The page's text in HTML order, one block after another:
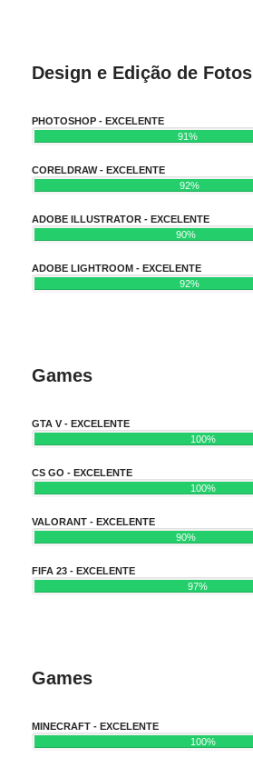
Design e Edição de Fotos
PHOTOSHOP - EXCELENTE
91%
CORELDRAW - EXCELENTE
92%
ADOBE ILLUSTRATOR - EXCELENTE
90%
ADOBE LIGHTROOM - EXCELENTE
92%
Games
GTA V - EXCELENTE
100%
CS GO - EXCELENTE
100%
VALORANT - EXCELENTE
90%
FIFA 23 - EXCELENTE
97%
Games
MINECRAFT - EXCELENTE
100%